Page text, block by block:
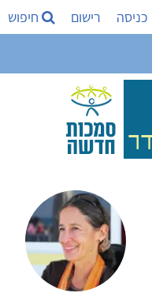
כניסה רישום חיפוש